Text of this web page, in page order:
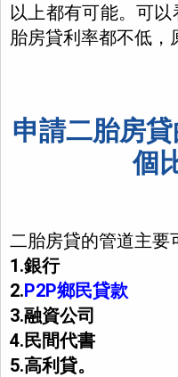
以上都有可能。可
胎房貸利率都不低，
申請二胎房
個
二胎房貸的管道主要
1.銀行
2.P2P鄉民貸款
3.融資公司
4.民間代書
5.高利貸。